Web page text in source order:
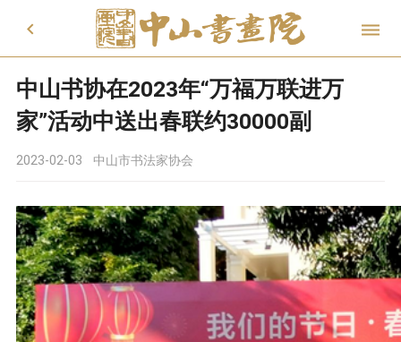
 
中山书协在2023年“万福万联进万
家”活动中送出春联约30000副
2023-02-03 中山市书法家协会